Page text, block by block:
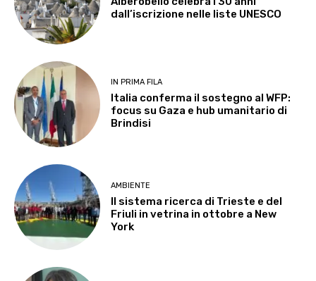
dall’iscrizione nelle liste UNESCO
IN PRIMA FILA
Italia conferma il sostegno al WFP:
focus su Gaza e hub umanitario di
Brindisi
AMBIENTE
Il sistema ricerca di Trieste e del
Friuli in vetrina in ottobre a New
York